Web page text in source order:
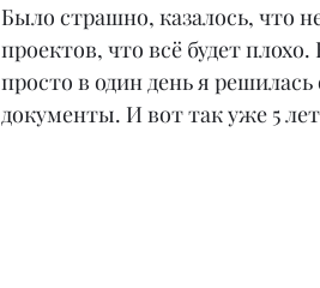
Было страшно, казалось, что
проектов, что всё будет плохо.
просто в один день я
документы. И вот так уже 5